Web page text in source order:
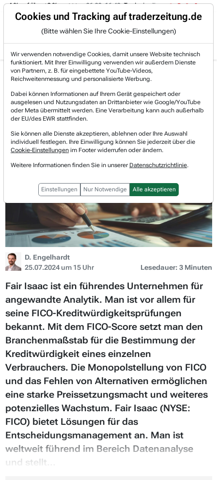
Trading-Room
% auf über +3 %. 06.08. 16:49 Trade des Tages 06.08.
Gratis Account Login
Jetzt registrieren und gratis Artikel lesen.
Bereits bei TraderFox registriert? Jetzt anmelden!
Home Lists & Rankings
Relative-Stärke-Aktien
Fair Isaac Corp. - Kreditscoring ist eine Lizenz z...
Fair Isaac Watchlist
Fair Isaac Corp. - Kreditscoring ist
eine Lizenz zum Gelddrucken
D. Engelhardt
25.07.2024 um 15 Uhr
Lesedauer: 3 Minuten
Fair Isaac ist ein führendes Unternehmen für
angewandte Analytik. Man ist vor allem für
seine FICO-Kreditwürdigkeitsprüfungen
bekannt. Mit dem FICO-Score setzt man den
Branchenmaßstab für die Bestimmung der
Kreditwürdigkeit eines einzelnen
Verbrauchers. Die Monopolstellung von FICO
und das Fehlen von Alternativen ermöglichen
eine starke Preissetzungsmacht und weiteres
potenzielles Wachstum. Fair Isaac (NYSE:
FICO) bietet Lösungen für das
Entscheidungsmanagement an. Man ist
weltweit führend im Bereich Datenanalyse
und stellt...
Cookies und Tracking auf traderzeitung.de
(Bitte wählen Sie Ihre Cookie-Einstellungen)
Wir verwenden notwendige Cookies, damit unsere Website technisch
funktioniert. Mit Ihrer Einwilligung verwenden wir außerdem Dienste
von Partnern, z. B. für eingebettete YouTube-Videos,
Reichweitenmessung und personalisierte Werbung.
Dabei können Informationen auf Ihrem Gerät gespeichert oder
ausgelesen und Nutzungsdaten an Drittanbieter wie Google/YouTube
oder Meta übermittelt werden. Eine Verarbeitung kann auch außerhalb
der EU/des EWR stattfinden.
Sie können alle Dienste akzeptieren, ablehnen oder Ihre Auswahl
individuell festlegen. Ihre Einwilligung können Sie jederzeit über die
Cookie-Einstellungen im Footer widerrufen oder ändern.
Weitere Informationen finden Sie in unserer Datenschutzrichtlinie.
Einstellungen Nur Notwendige Alle akzeptieren